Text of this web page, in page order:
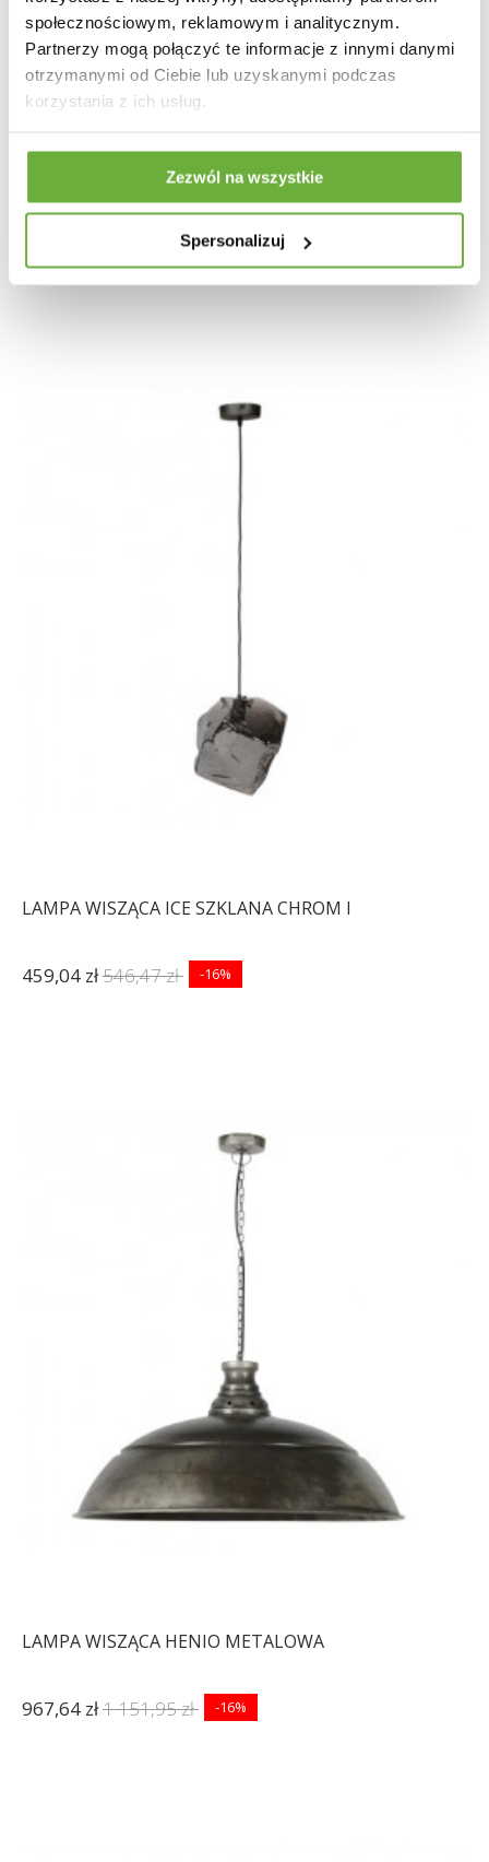
społecznościowym, reklamowym i analitycznym.
Partnerzy mogą połączyć te informacje z innymi danymi
otrzymanymi od Ciebie lub uzyskanymi podczas
korzystania z ich usług.
Zezwól na wszystkie
Spersonalizuj
LAMPA WISZĄCA TERA CZARNA METAL
1 152,97 zł -16%
LAMPA WISZĄCA ICE SZKLANA CHROM I
459,04 zł546,47 zł -16%
LAMPA WISZĄCA HENIO METALOWA
967,64 zł1 151,95 zł -16%